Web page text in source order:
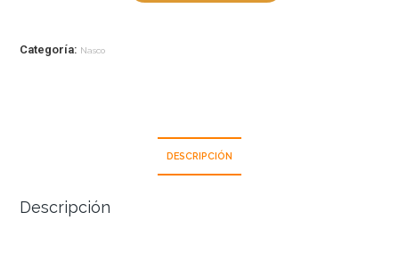
Categoría: Nasco
DESCRIPCIÓN
Descripción